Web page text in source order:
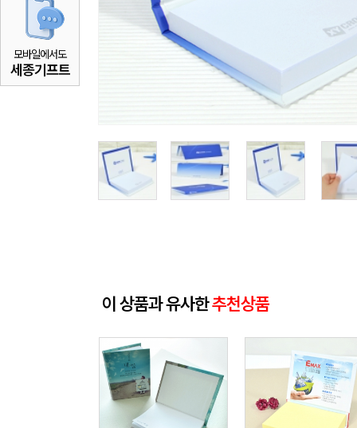
모바일에서도
세종기프트
이 상품과 유사한추천상품